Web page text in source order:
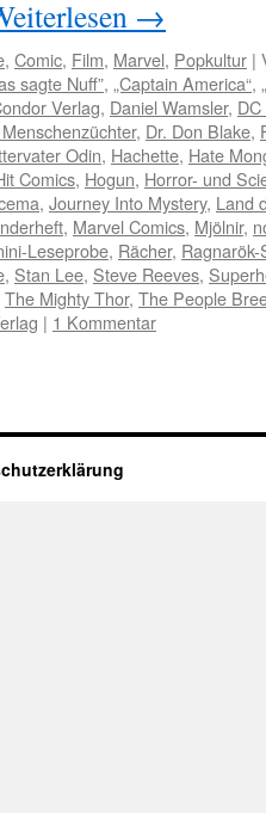
→
, Comic, Film, Marvel, Popkultur |
sagte Nuff”, „Captain America“,
Verlag, Daniel Wamsler,
, Dr. Don Blake,
Odin, Hachette, Hate
Comics, Hogun, Horror- und
, Journey Into Mystery, Land
, Marvel Comics, Mjölnir,
Leseprobe, Rächer,
, Stan Lee, Steve Reeves,
The Mighty Thor, The People
| 1 Kommentar